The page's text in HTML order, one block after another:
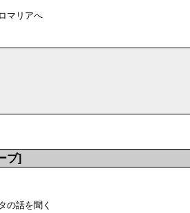
マリアへ
ブ]
の話を聞く